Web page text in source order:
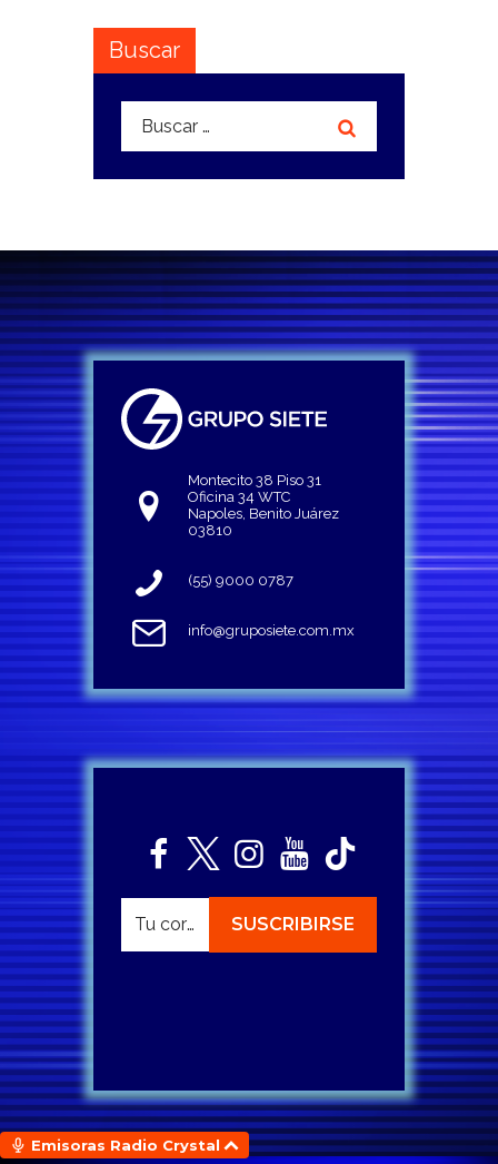
Buscar
Buscar:
Montecito 38 Piso 31
Oficina 34 WTC
Napoles, Benito Juárez
03810
(55) 9000 0787
info@gruposiete.com.mx
Emisoras Radio Crystal